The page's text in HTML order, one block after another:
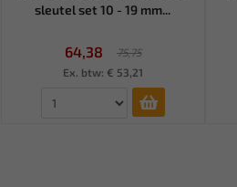
sleutel set 10 - 19 mm...
64,38
75,75
Ex. btw: € 53,21